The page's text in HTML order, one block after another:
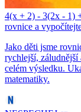
4(x + 2) - 3(2x - 1)
rovnice a
Jako děti jsme
rychlejší, záludnější
celém výsledku.
matematiky.